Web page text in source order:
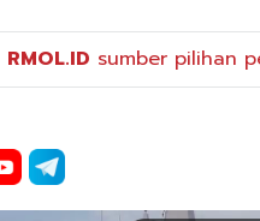
RMOL.ID sumber pilihan